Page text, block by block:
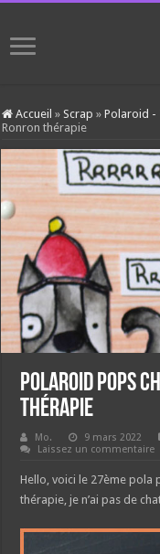
Accueil » Scrap » Polaroid -
Ronron thérapie
Polaroid pops
thérapie
Mo. 9 mars 2022
Laissez un commentaire
Hello, voici le 27ème
thérapie, je n’ai pas de